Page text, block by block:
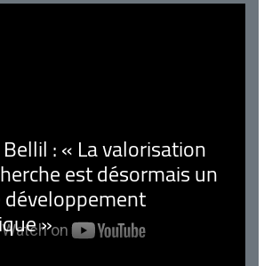
: « La valorisation
est désormais un
»